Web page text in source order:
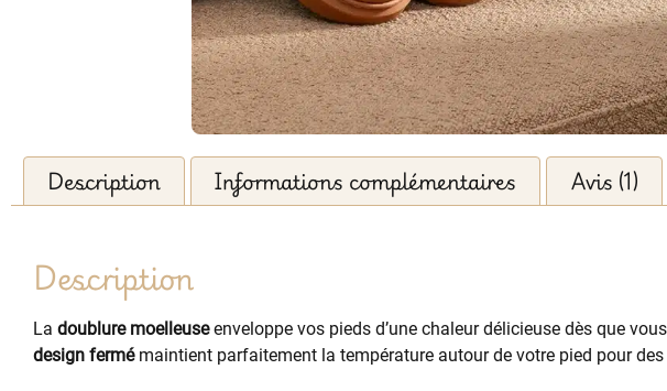
Description Informations complémentaires Avis (1)
Description
La doublure moelleuseenveloppe vos pieds d’une chaleur délicieuse dès que
design fermémaintient parfaitement la température autour de votre pied pour